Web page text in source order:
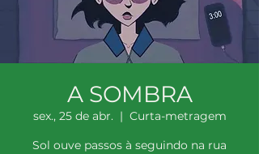
A SOMBRA
sex., 25 de abr.
  |
Curta-metragem
Sol ouve passos à seguindo na rua